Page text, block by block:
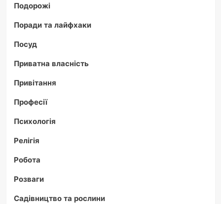
Подорожі
Поради та лайфхаки
Посуд
Приватна власність
Привітання
Професії
Психологія
Релігія
Робота
Розваги
Садівництво та рослини